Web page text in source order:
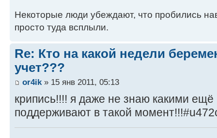
Некоторые люди убеждают, что пробились
просто туда всплыли.
Re: Кто на какой недели
учет???
or4ik » 15 янв 2011, 05:13
крипись!!!! я даже не знаю какими
поддерживают в такой